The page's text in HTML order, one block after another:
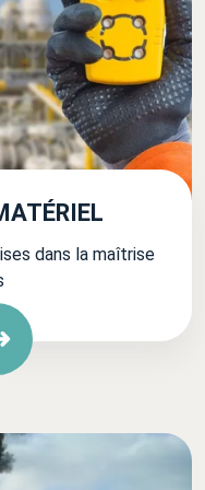
dans la maîtrise